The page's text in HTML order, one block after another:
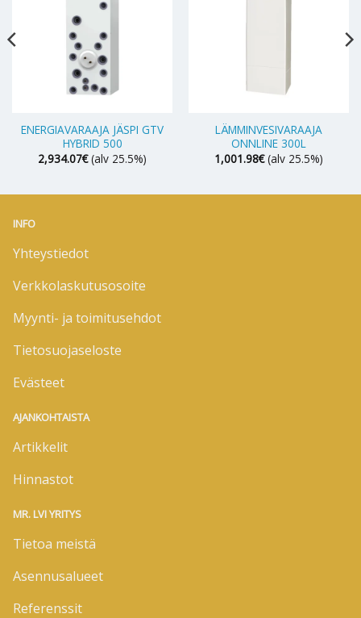
ENERGIAVARAAJA JÄSPI GTV
HYBRID 500
2,934.07€ (alv 25.5%)
LÄMMINVESIVARAAJA
ONNLINE 300L
1,001.98€ (alv 25.5%)
INFO
Yhteystiedot
Verkkolaskutusosoite
Myynti- ja toimitusehdot
Tietosuojaseloste
Evästeet
AJANKOHTAISTA
Artikkelit
Hinnastot
MR. LVI YRITYS
Tietoa meistä
Asennusalueet
Referenssit